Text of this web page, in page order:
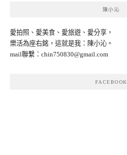
陳小沁
愛拍照、愛美食、愛旅遊、愛分享，
樂活為座右銘，這就是我：陳小沁。
mail聯繫： chin750830@gmail.com
FACEBOOK